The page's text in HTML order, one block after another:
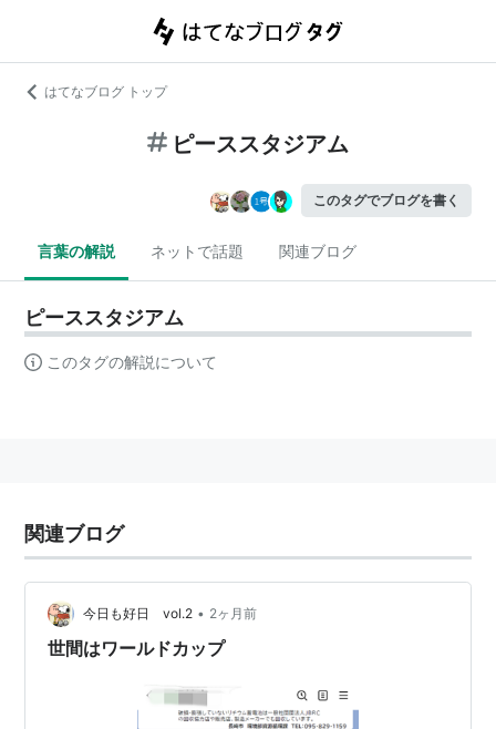
はてなブログ トップ
ピーススタジアム
このタグでブログを書く
言葉の解説 ネットで話題 関連ブログ
ピーススタジアム
このタグの解説について
関連ブログ
今日も好日 vol.2 • 2ヶ月前
世間はワールドカップ